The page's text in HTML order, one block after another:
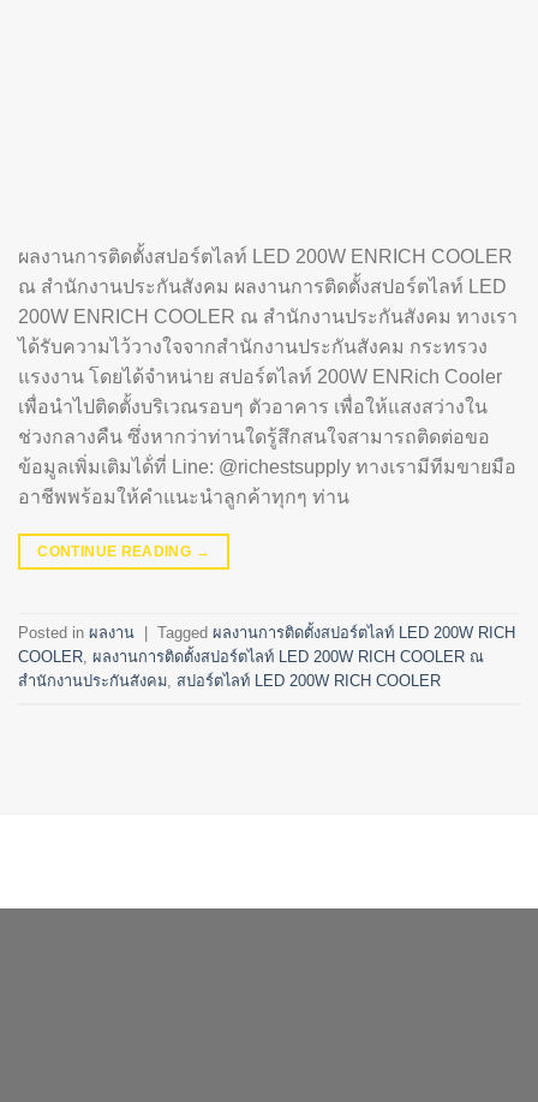
ผลงานการติดตั้งสปอร์ตไลท์ LED 200W ENRICH COOLER
ณ สำนักงานประกันสังคม ผลงานการติดตั้งสปอร์ตไลท์ LED
200W ENRICH COOLER ณ สำนักงานประกันสังคม ทางเรา
ได้รับความไว้วางใจจากสำนักงานประกันสังคม กระทรวง
แรงงาน โดยได้จำหน่าย สปอร์ตไลท์ 200W ENRich Cooler
เพื่อนำไปติดตั้งบริเวณรอบๆ ตัวอาคาร เพื่อให้แสงสว่างใน
ช่วงกลางคืน ซึ่งหากว่าท่านใดรู้สึกสนใจสามารถติดต่อขอ
ข้อมูลเพิ่มเติมได้่ที่ Line: @richestsupply ทางเรามีทีมขายมือ
อาชีพพร้อมให้คำแนะนำลูกค้าทุกๆ ท่าน
CONTINUE READING →
Posted in ผลงาน Tagged ผลงานการติดตั้งสปอร์ตไลท์ LED 200W RICH
COOLER ผลงานการติดตั้งสปอร์ตไลท์ LED 200W RICH COOLER ณ
สำนักงานประกันสังคม สปอร์ตไลท์ LED 200W RICH COOLER